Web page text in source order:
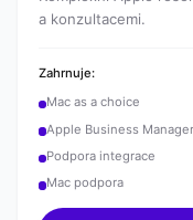
a konzultacemi.
Zahrnuje:
Mac as a choice
Apple Business Manager
Podpora integrace
Mac podpora